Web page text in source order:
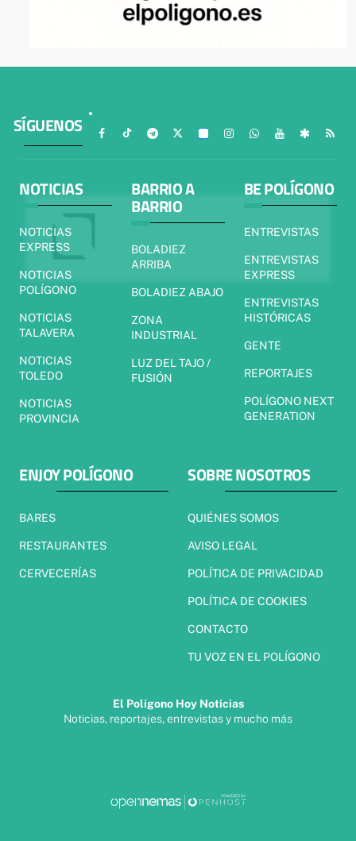
SÍGUENOS
NOTICIAS
NOTICIAS
EXPRESS
NOTICIAS
POLÍGONO
NOTICIAS
TALAVERA
NOTICIAS
TOLEDO
NOTICIAS
PROVINCIA
BARRIO A
BARRIO
BOLADIEZ
ARRIBA
BOLADIEZ ABAJO
ZONA
INDUSTRIAL
LUZ DEL TAJO /
FUSIÓN
BE POLÍGONO
ENTREVISTAS
ENTREVISTAS
EXPRESS
ENTREVISTAS
HISTÓRICAS
GENTE
REPORTAJES
POLÍGONO NEXT
GENERATION
ENJOY POLÍGONO
BARES
RESTAURANTES
CERVECERÍAS
SOBRE NOSOTROS
QUIÉNES SOMOS
AVISO LEGAL
POLÍTICA DE PRIVACIDAD
POLÍTICA DE COOKIES
CONTACTO
TU VOZ EN EL POLÍGONO
El Polígono Hoy Noticias
Noticias, reportajes, entrevistas y mucho más